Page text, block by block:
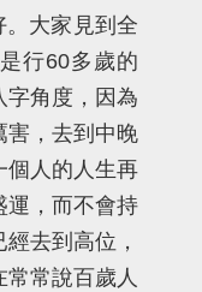
大家見到全
行60多歲的
字角度，因為
害，去到中晚
個人的人生再
運，而不會持
去到高位，
常說百歲人